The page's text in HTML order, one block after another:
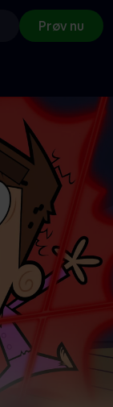
Prøv nu